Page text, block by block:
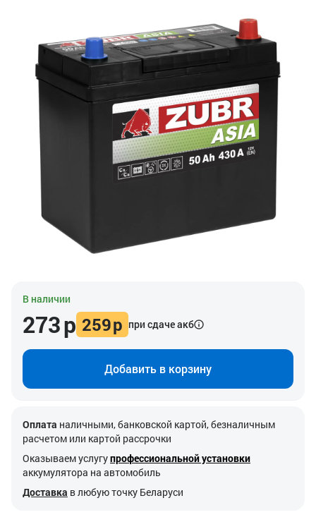
В наличии
273р 259р при сдаче акб
Добавить в корзину
Оплата наличными, банковской картой, безналичным
расчетом или картой рассрочки
Оказываем услугупрофессиональной установки
аккумулятора на автомобиль
Доставка в любую точку Беларуси